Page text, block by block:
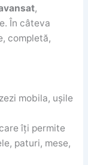
,
În câteva
completă,
mobila, ușile
îți permite
paturi, mese,